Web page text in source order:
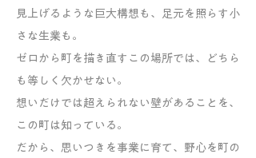
見上げるような巨大構想も、足元を照らす小
さな生業も。
ゼロから町を描き直すこの場所では、どちら
も等しく欠かせない。
想いだけでは超えられない壁があることを、
この町は知っている。
だから、思いつきを事業に育て、野心を町の